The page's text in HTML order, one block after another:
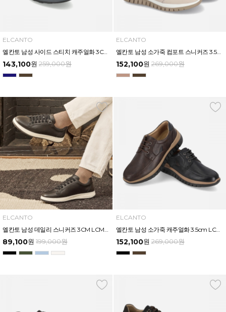
ELCANTO
엘칸토 남성 사이드 스티치 캐주얼화 3CM LCMC54U613
143,100원 259,000원
ELCANTO
엘칸토 남성 소가죽 컴포트 스니커즈 3.5cm LCMS86U613
152,100원 269,000원
ELCANTO
엘칸토 남성 데일리 스니커즈 3CM LCMS81U613
89,100원 199,000원
ELCANTO
엘칸토 남성 소가죽 캐주얼화 3.5cm LCMC33U613
152,100원 269,000원